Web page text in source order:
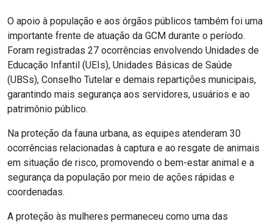
O apoio à população e aos órgãos públicos também foi uma
importante frente de atuação da GCM durante o período.
Foram registradas 27 ocorrências envolvendo Unidades de
Educação Infantil (UEIs), Unidades Básicas de Saúde
(UBSs), Conselho Tutelar e demais repartições municipais,
garantindo mais segurança aos servidores, usuários e ao
patrimônio público.
Na proteção da fauna urbana, as equipes atenderam 30
ocorrências relacionadas à captura e ao resgate de animais
em situação de risco, promovendo o bem-estar animal e a
segurança da população por meio de ações rápidas e
coordenadas.
A proteção às mulheres permaneceu como uma das